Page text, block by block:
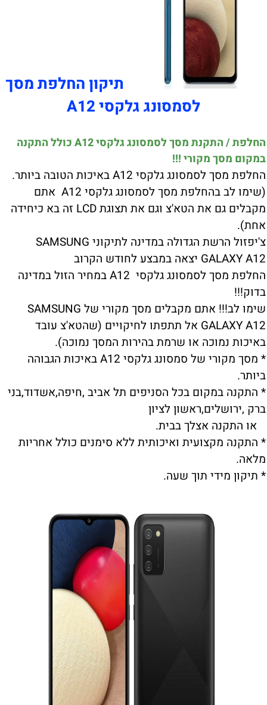
תיקון החלפת מסך
לסמסונג גלקסי A12
החלפת / התקנת מסך לסמסונג גלקסי A12 כולל התקנה
במקום מסך מקורי !!!
החלפת מסך לסמסונג גלקסי A12 באיכות הטובה ביותר.
(שימו לב בהחלפת מסך לסמסונג גלקסי A12 אתם
מקבלים גם את הטא'צ וגם את תצוגת LCD זה בא כיחידה
אחת).
צ'יפזול הרשת הגדולה במדינה לתיקוני SAMSUNG
GALAXY A12 יצאה במבצע לחודש הקרוב
החלפת מסך לסמסונג גלקסי A12 במחיר הזול במדינה
בדוק!!!
שימו לב!!! אתם מקבלים מסך מקורי של SAMSUNG
GALAXY A12 אל תתפתו לחיקויים (שהטא'צ עובד
באיכות נמוכה או שרמת בהירות המסך נמוכה).
* מסך מקורי של סמסונג גלקסי A12 באיכות הגבוהה
ביותר.
* התקנה במקום בכל הסניפים תל אביב ,חיפה,אשדוד,בני
ברק ,ירושלים,ראשון לציון
או התקנה אצלך בבית.
* התקנה מקצועית ואיכותית ללא סימנים כולל אחריות
מלאה.
* תיקון מידי תוך שעה.